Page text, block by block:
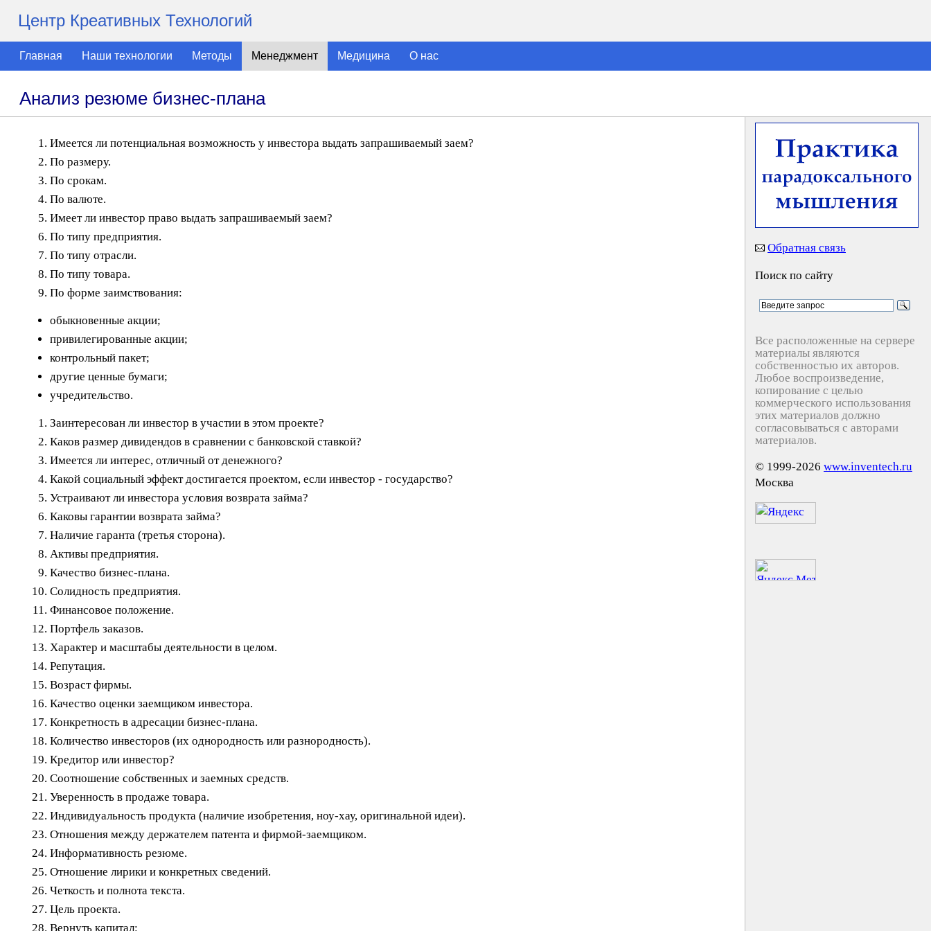
Центр Креативных Технологий
Главная Наши технологии Методы Менеджмент Медицина О нас
Анализ резюме бизнес-плана
Имеется ли потенциальная возможность у инвестора выдать запрашиваемый заем?
По размеру.
По срокам.
По валюте.
Имеет ли инвестор право выдать запрашиваемый заем?
По типу предприятия.
По типу отрасли.
По типу товара.
По форме заимствования:
обыкновенные акции;
привилегированные акции;
контрольный пакет;
другие ценные бумаги;
учредительство.
Заинтересован ли инвестор в участии в этом проекте?
Каков размер дивидендов в сравнении с банковской ставкой?
Имеется ли интерес, отличный от денежного?
Какой социальный эффект достигается проектом, если инвестор - государство?
Устраивают ли инвестора условия возврата займа?
Каковы гарантии возврата займа?
Наличие гаранта (третья сторона).
Активы предприятия.
Качество бизнес-плана.
Солидность предприятия.
Финансовое положение.
Портфель заказов.
Характер и масштабы деятельности в целом.
Репутация.
Возраст фирмы.
Качество оценки заемщиком инвестора.
Конкретность в адресации бизнес-плана.
Количество инвесторов (их однородность или разнородность).
Кредитор или инвестор?
Соотношение собственных и заемных средств.
Уверенность в продаже товара.
Индивидуальность продукта (наличие изобретения, ноу-хау, оригинальной идеи).
Отношения между держателем патента и фирмой-заемщиком.
Информативность резюме.
Отношение лирики и конкретных сведений.
Четкость и полнота текста.
Цель проекта.
Вернуть капитал:
Обратная связь
Поиск по сайту
Все расположенные на сервере
материалы являются
собственностью их авторов.
Любое воспроизведение,
копирование с целью
коммерческого использования
этих материалов должно
согласовываться с авторами
материалов.
© 1999-2026 www.inventech.ru
Москва